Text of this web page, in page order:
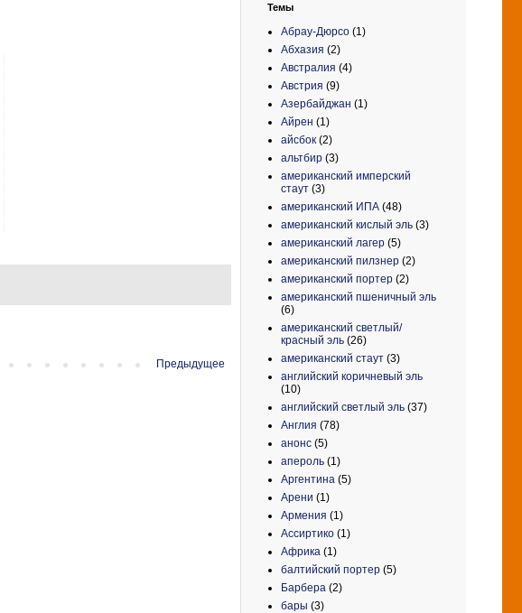
Предыдущее
Темы
Абрау-Дюрсо (1)
Абхазия (2)
Австралия (4)
Австрия (9)
Азербайджан (1)
Айрен (1)
айсбок (2)
альтбир (3)
американский имперский
стаут (3)
американский ИПА (48)
американский кислый эль (3)
американский лагер (5)
американский пилзнер (2)
американский портер (2)
американский пшеничный эль
(6)
американский светлый/
красный эль (26)
американский стаут (3)
английский коричневый эль
(10)
английский светлый эль (37)
Англия (78)
анонс (5)
апероль (1)
Аргентина (5)
Арени (1)
Армения (1)
Ассиртико (1)
Африка (1)
балтийский портер (5)
Барбера (2)
бары (3)